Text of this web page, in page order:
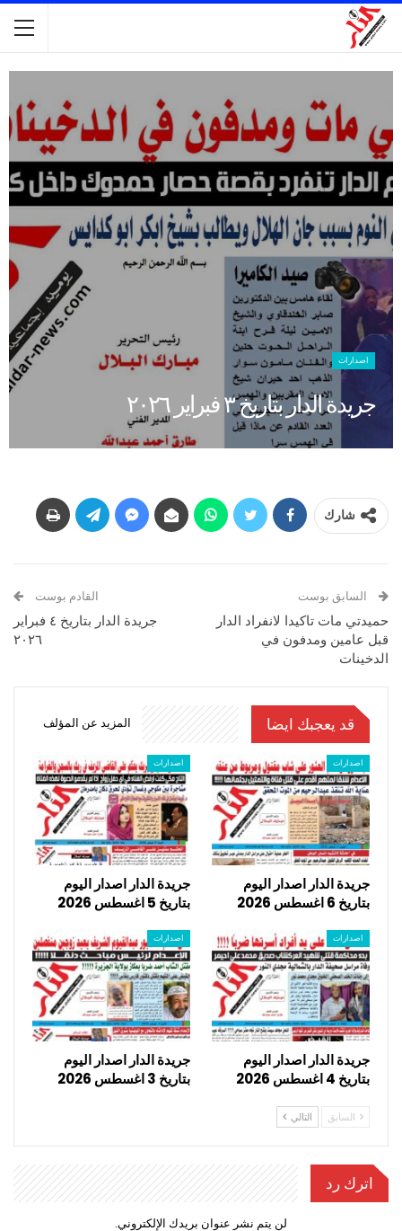
اصدارات
جريدة الدار بتاريخ ٣ فبراير ٢٠٢٦
شارك
السابق بوست
حميدتي مات تاكيدا لانفراد الدار
قبل عامين ومدفون في
الدخينات
القادم بوست
جريدة الدار بتاريخ ٤ فبراير
٢٠٢٦
قد يعجبك ايضا المزيد عن المؤلف
اصدارات
جريدة الدار اصدار اليوم
بتاريخ 6 اغسطس 2026
اصدارات
جريدة الدار اصدار اليوم
بتاريخ 5 اغسطس 2026
اصدارات
جريدة الدار اصدار اليوم
بتاريخ 4 اغسطس 2026
اصدارات
جريدة الدار اصدار اليوم
بتاريخ 3 اغسطس 2026
السابق التالي
اترك رد
لن يتم نشر عنوان بريدك الإلكتروني.